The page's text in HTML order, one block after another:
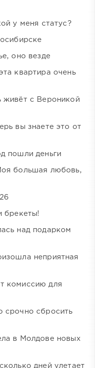
у меня статус?
оно везде
квартира очень
живёт с Вероникой
вы знаете это от
пошли деньги
большая любовь,
брекеты!
над подарком
неприятная
комиссию для
срочно сбросить
в Молдове новых
дней улетает